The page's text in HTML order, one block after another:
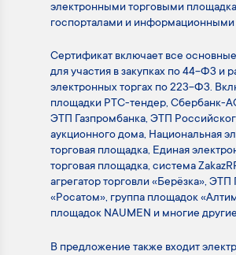
электронными торговыми
госпорталами и
Сертификат включает все
для участия в закупках по 44-ФЗ и
электронных торгах по 223-ФЗ.
площадки РТС-тендер, Сбербанк-
ЭТП Газпромбанка, ЭТП
аукционного дома, Национальная
торговая площадка, Единая
торговая площадка, система
агрегатор торговли «Берёзка», ЭТП
«Росатом», группа площадок
площадок NAUMEN и многие
В предложение также входит